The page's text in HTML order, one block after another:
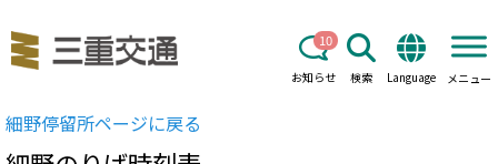
お知らせ
10
検索 Language メニュー
細野停留所ページに戻る